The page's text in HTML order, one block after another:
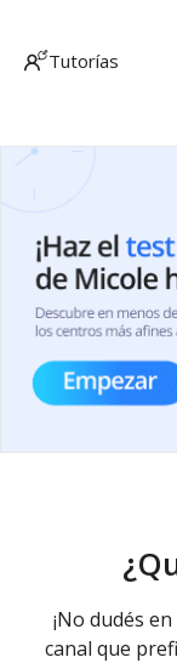
Tutorías
¡No dudés
canal que